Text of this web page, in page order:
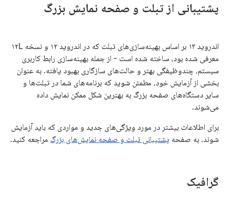
پشتیبانی از تبلت و صفحه نمایش بزرگ
اندروید ۱۳ بر اساس بهینه‌سازی‌های تبلت که در اندروید ۱۲ و نسخه ۱۲L
معرفی شده بود، ساخته شده است - از جمله بهینه‌سازی رابط کاربری
سیستم، چندوظیفگی بهتر و حالت‌های سازگاری بهبود یافته. به عنوان
بخشی از آزمایش خود، مطمئن شوید که برنامه‌های شما در تبلت‌ها و
سایر دستگاه‌های صفحه بزرگ به بهترین شکل ممکن نمایش داده
می‌شوند.
برای اطلاعات بیشتر در مورد ویژگی‌های جدید و مواردی که باید آزمایش
شوند، به صفحه پشتیبانی تبلت و صفحه نمایش‌های بزرگ مراجعه کنید.
گرافیک